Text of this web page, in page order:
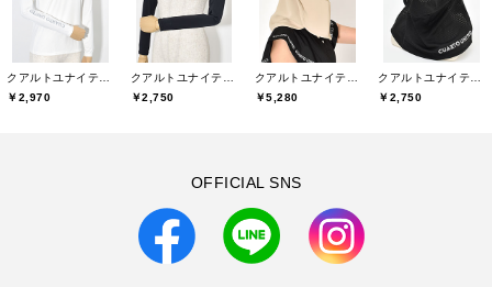
クアルトユナイテッド(CUARTO UNITED)
￥2,970
クアルトユナイテッド(CUARTO UNITED)
￥2,750
クアルトユナイテッド(CUARTO UNITED)
￥5,280
クアルトユナイテッド(CUARTO UNITED)
￥2,750
OFFICIAL SNS